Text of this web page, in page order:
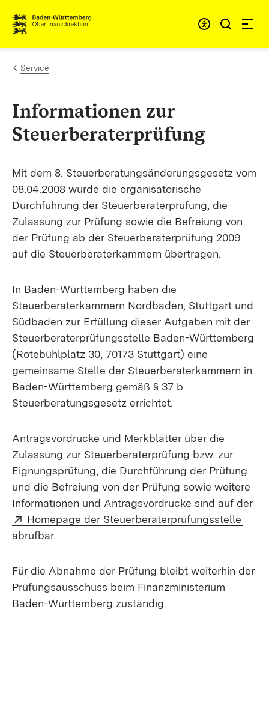
Zum Inhalt springen
Service
Informationen zur
Steuerberaterprüfung
Mit dem 8. Steuerberatungsänderungsgesetz vom
08.04.2008 wurde die organisatorische
Durchführung der Steuerberaterprüfung, die
Zulassung zur Prüfung sowie die Befreiung von
der Prüfung ab der Steuerberaterprüfung 2009
auf die Steuerberaterkammern übertragen.
In Baden-Württemberg haben die
Steuerberaterkammern Nordbaden, Stuttgart und
Südbaden zur Erfüllung dieser Aufgaben mit der
Steuerberaterprüfungsstelle Baden-Württemberg
(Rotebühlplatz 30, 70173 Stuttgart) eine
gemeinsame Stelle der Steuerberaterkammern in
Baden-Württemberg gemäß § 37 b
Steuerberatungsgesetz errichtet.
Antragsvordrucke und Merkblätter über die
Zulassung zur Steuerberaterprüfung bzw. zur
Eignungsprüfung, die Durchführung der Prüfung
und die Befreiung von der Prüfung sowie weitere
Informationen und Antragsvordrucke sind auf der
Extern:
Homepage der Steuerberaterprüfungsstelle
abrufbar.
Für die Abnahme der Prüfung bleibt weiterhin der
Prüfungsausschuss beim Finanzministerium
Baden-Württemberg zuständig.